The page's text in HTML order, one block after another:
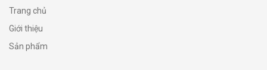
Trang chủ
Giới thiệu
Sản phẩm